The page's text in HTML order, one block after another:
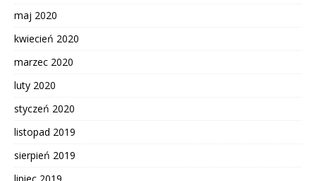
maj 2020
kwiecień 2020
marzec 2020
luty 2020
styczeń 2020
listopad 2019
sierpień 2019